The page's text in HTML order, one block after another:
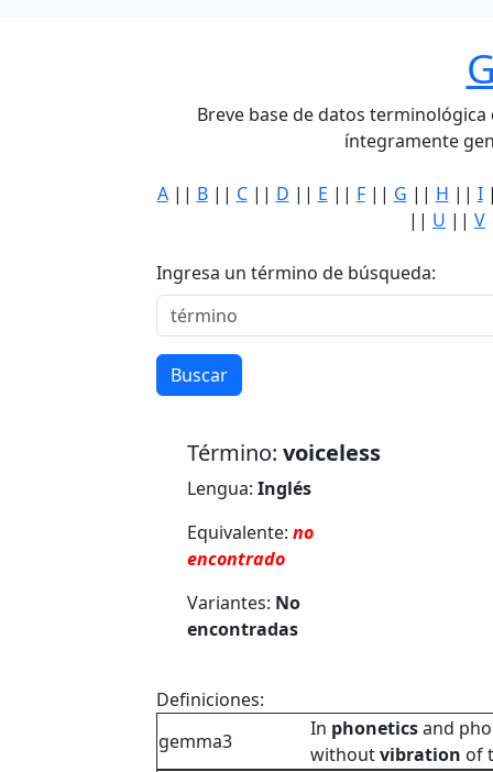
Breve base de datos
íntegramente
A|| B|| C|| D || E || F|| G || H || I
|| U || V
Ingresa un término de búsqueda:
Buscar
Término: voiceless
Lengua: Inglés
Equivalente: no
encontrado
Variantes: No
encontradas
Definiciones:
gemma3
In phoneticsand
withoutvibration of